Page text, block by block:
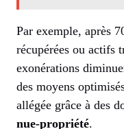
Par exemple, après
récupérées ou actifs
exonérations
des moyens
allégée grâce à des
nue-propriété.